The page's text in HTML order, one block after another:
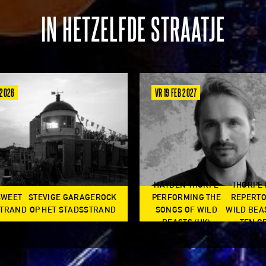
IN HETZELFDE STRAATJE
STEVIGE GARAGEROCK
OP HET STADSSTRAND
VR 19 FEB 2027
HAYDEN THORPE
PERFORMING THE
SONGS OF WILD
BEASTS (UK)
THORPE
WILD
TEN